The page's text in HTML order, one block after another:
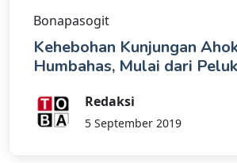
Bonapasogit
Kehebohan Kunjungan
Humbahas, Mulai dari
Redaksi
5 September 2019